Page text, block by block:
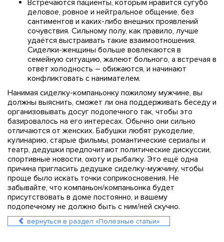
Встречаются пациенты, которым нравится сугубо
деловое, ровное и нейтральное общение, без
сантиментов и каких-либо внешних проявлений
сочувствия. Сильному полу, как правило, лучше
удаётся выстраивать такие взаимоотношения.
Сиделки-женщины больше вовлекаются в
семейную ситуацию, жалеют больного, а встречая в
ответ холодность – обижаются, и начинают
конфликтовать с нанимателем.
Нанимая сиделку-компаньонку пожилому мужчине, вы
должны выяснить, сможет ли она поддерживать беседу и
организовывать досуг подопечного так, чтобы это
базировалось на его интересах. Обычно они сильно
отличаются от женских. Бабушки любят рукоделие,
кулинарию, старые фильмы, романтические сериалы и
театр, дедушки предпочитают политические дискуссии,
спортивные новости, охоту и рыбалку. Это ещё одна
причина пригласить дедушке сиделку-мужчину, чтобы
проще было искать точки соприкосновения. Не
забывайте, что компаньон/компаньонка будет
присутствовать в доме постоянно, и вашему
подопечному не должно быть с ним/ней скучно.
вернуться в раздел «Полезные статьи»